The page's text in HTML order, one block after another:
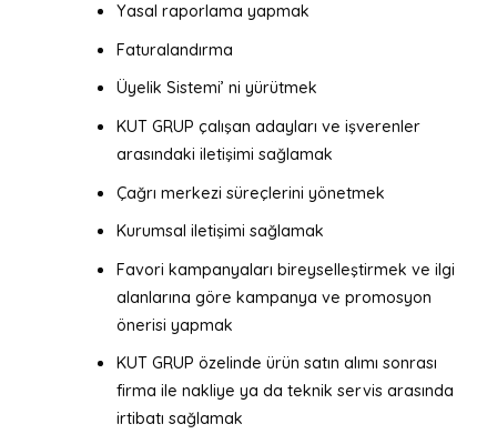
Yasal raporlama yapmak
Faturalandırma
Üyelik Sistemi’ ni yürütmek
KUT GRUP çalışan adayları ve işverenler
arasındaki iletişimi sağlamak
Çağrı merkezi süreçlerini yönetmek
Kurumsal iletişimi sağlamak
Favori kampanyaları bireyselleştirmek ve ilgi
alanlarına göre kampanya ve promosyon
önerisi yapmak
KUT GRUP özelinde ürün satın alımı sonrası
firma ile nakliye ya da teknik servis arasında
irtibatı sağlamak